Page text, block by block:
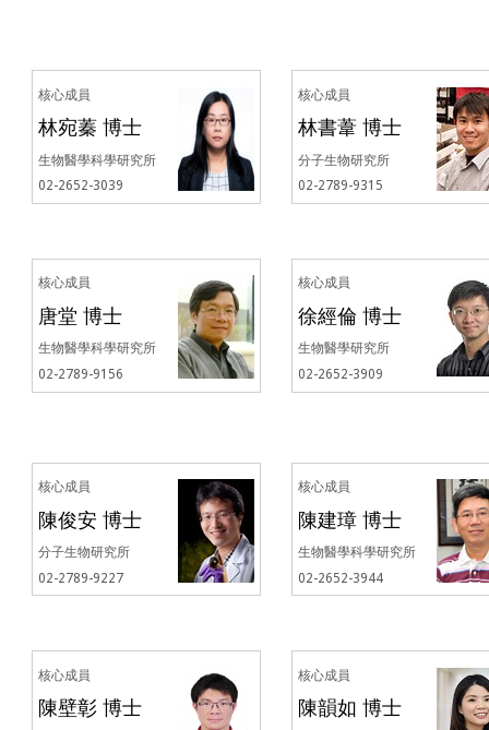
核心成員
林宛蓁 博士
生物醫學科學研究所
02-2652-3039
核心成員
林書葦 博士
分子生物研究所
02-2789-9315
核心成員
唐堂 博士
生物醫學科學研究所
02-2789-9156
核心成員
徐經倫 博士
生物醫學研究所
02-2652-3909
核心成員
陳俊安 博士
分子生物研究所
02-2789-9227
核心成員
陳建璋 博士
生物醫學科學研究所
02-2652-3944
核心成員
陳壁彰 博士
核心成員
陳韻如 博士